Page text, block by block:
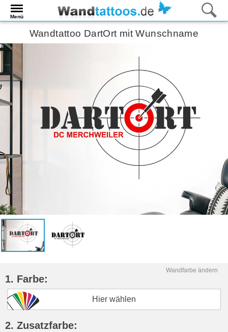
Menü
Wandtattoo DartOrt mit Wunschname
Wandfarbe ändern
1. Farbe:
Hier wählen
2. Zusatzfarbe: